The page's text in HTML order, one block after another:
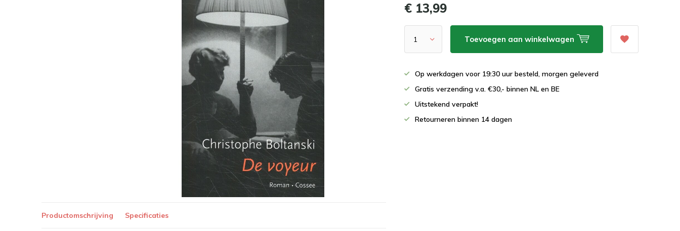
€ 13,99
Toevoegen aan winkelwagen
Op werkdagen voor 19:30 uur besteld, morgen geleverd
Gratis verzending v.a. €30,- binnen NL en BE
Uitstekend verpakt!
Retourneren binnen 14 dagen
Productomschrijving Specificaties